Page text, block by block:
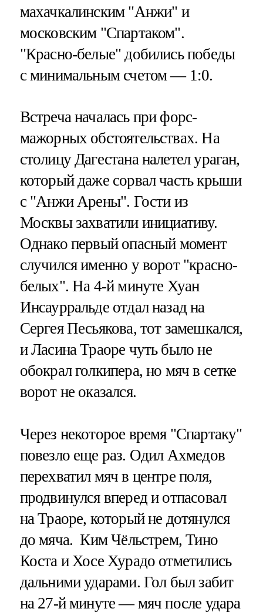
махачкалинским "Анжи" и
московским "Спартаком".
"Красно-белые" добились победы
с минимальным счетом — 1:0.
Встреча началась при форс-
мажорных обстоятельствах. На
столицу Дагестана налетел ураган,
который даже сорвал часть крыши
с "Анжи Арены". Гости из
Москвы захватили инициативу.
Однако первый опасный момент
случился именно у ворот "красно-
белых". На 4-й минуте Хуан
Инсаурральде отдал назад на
Сергея Песьякова, тот замешкался,
и Ласина Траоре чуть было не
обокрал голкипера, но мяч в сетке
ворот не оказался.
Через некоторое время "Спартаку"
повезло еще раз. Одил Ахмедов
перехватил мяч в центре поля,
продвинулся вперед и отпасовал
на Траоре, который не дотянулся
до мяча. Ким Чёльстрем, Тино
Коста и Хосе Хурадо отметились
дальними ударами. Гол был забит
на 27-й минуте — мяч после удара